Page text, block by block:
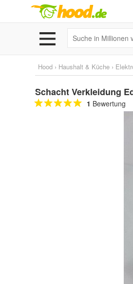
Hood › Haushalt & Küche ›
Schacht Verkleidung
1 Bewertung